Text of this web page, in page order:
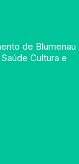
de Blumenau
Cultura e